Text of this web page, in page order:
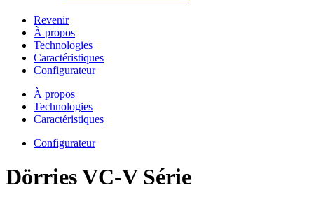
Revenir
À propos
Technologies
Caractéristiques
Configurateur
À propos
Technologies
Caractéristiques
Configurateur
Dörries VC-V Série